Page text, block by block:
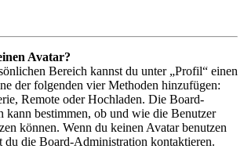
Avatar?
Bereich kannst du unter „Profil“ einen
der folgenden vier Methoden hinzufügen:
Remote oder Hochladen. Die Board-
kann bestimmen, ob und wie die Benutzer
können. Wenn du keinen Avatar benutzen
du die Board-Administration kontaktieren.